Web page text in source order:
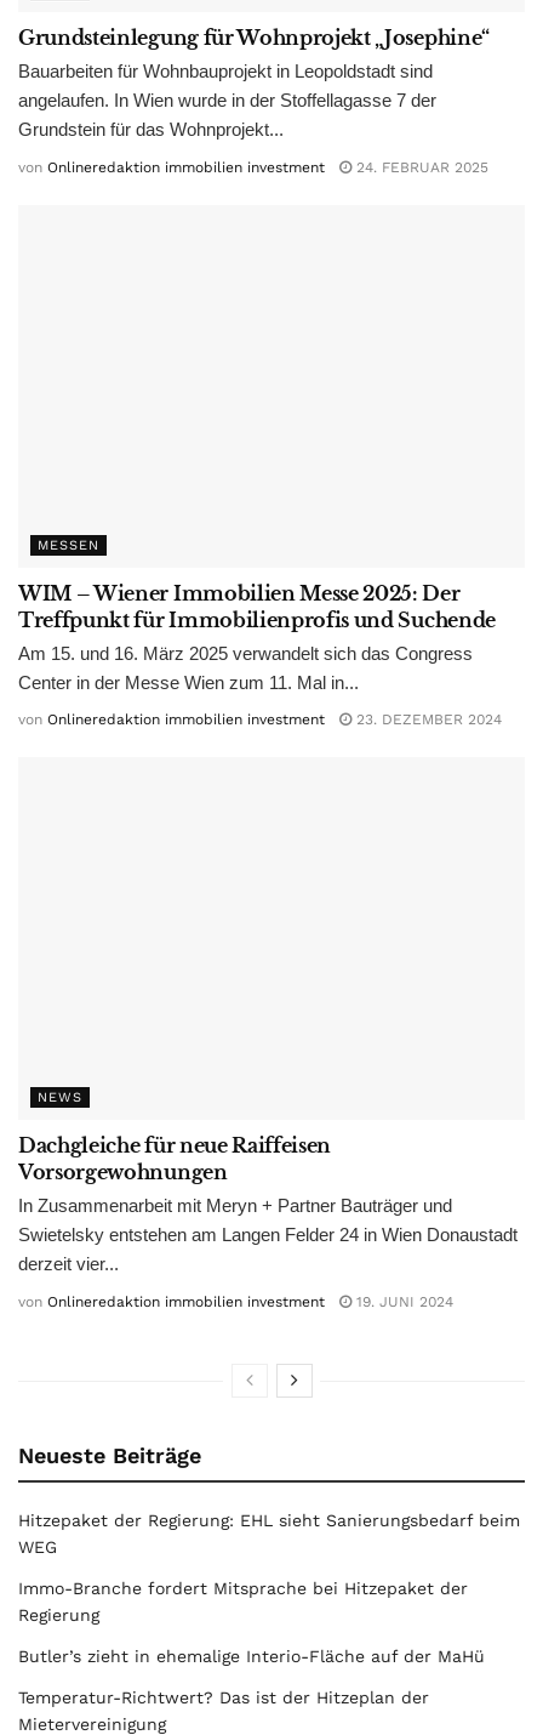
Grundsteinlegung für Wohnprojekt „Josephine“
Bauarbeiten für Wohnbauprojekt in Leopoldstadt sind
angelaufen. In Wien wurde in der Stoffellagasse 7 der
Grundstein für das Wohnprojekt...
von Onlineredaktion immobilien investment 24. FEBRUAR 2025
MESSEN
WIM – Wiener Immobilien Messe 2025: Der
Treffpunkt für Immobilienprofis und Suchende
Am 15. und 16. März 2025 verwandelt sich das Congress
Center in der Messe Wien zum 11. Mal in...
von Onlineredaktion immobilien investment 23. DEZEMBER 2024
NEWS
Dachgleiche für neue Raiffeisen
Vorsorgewohnungen
In Zusammenarbeit mit Meryn + Partner Bauträger und
Swietelsky entstehen am Langen Felder 24 in Wien Donaustadt
derzeit vier...
von Onlineredaktion immobilien investment 19. JUNI 2024
Neueste Beiträge
Hitzepaket der Regierung: EHL sieht Sanierungsbedarf beim
WEG
Immo-Branche fordert Mitsprache bei Hitzepaket der
Regierung
Butler’s zieht in ehemalige Interio-Fläche auf der MaHü
Temperatur-Richtwert? Das ist der Hitzeplan der
Mietervereinigung